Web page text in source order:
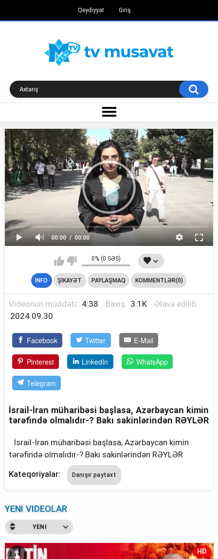
Qeydiyyat Giriş
00:00 00:00
0% (0 SƏS)
İNFO ŞIKAYƏT PAYLAŞMAQ KOMMENTLƏR(0)
Videonun müddəti: 4:38 Baxış: 3.1K
Əlavə edilib:
2024.09.30
Facebook Twitter E-Mail
Pinterest LinkedIn WhatsApp
Telegram
İsrail-İran müharibəsi başlasa, Azərbaycan kimin
tərəfində olmalıdır-? Bakı sakinlərindən RƏYLƏR
İsrail-İran müharibəsi başlasa, Azərbaycan kimin
tərəfində olmalıdır-? Bakı sakinlərindən RƏYLƏR
Kateqoriyalar: Danışır paytaxt
YENI VIDEOLAR
YENI
HD